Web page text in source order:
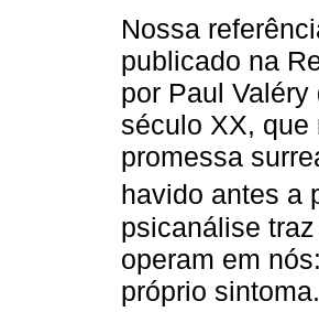
Nossa
publicado na
por Paul
século XX, que
promessa
havido antes a
psicanálise
operam em
próprio